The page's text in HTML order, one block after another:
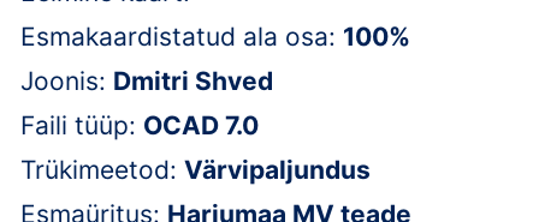
Esmakaardistatud ala osa: 100%
Joonis: Dmitri Shved
Faili tüüp: OCAD 7.0
Trükimeetod: Värvipaljundus
Esmaüritus: Harjumaa MV teade